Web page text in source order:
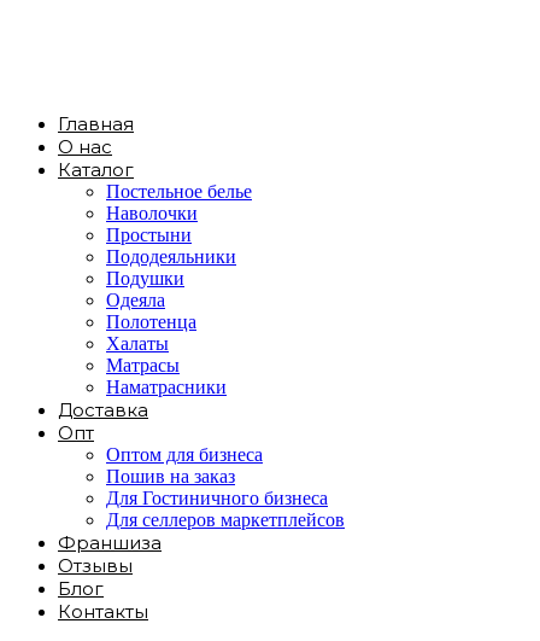
Главная
О нас
Каталог
Постельное белье
Наволочки
Простыни
Пододеяльники
Подушки
Одеяла
Полотенца
Халаты
Матрасы
Наматрасники
Доставка
Опт
Оптом для бизнеса
Пошив на заказ
Для Гостиничного бизнеса
Для селлеров маркетплейсов
Франшиза
Отзывы
Блог
Контакты